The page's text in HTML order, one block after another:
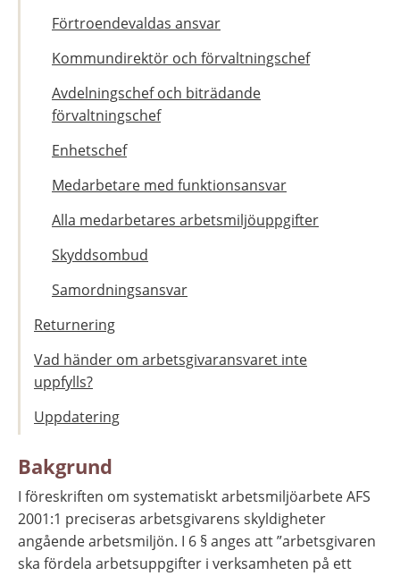
Förtroendevaldas ansvar
Kommundirektör och förvaltningschef
Avdelningschef och biträdande
förvaltningschef
Enhetschef
Medarbetare med funktionsansvar
Alla medarbetares arbetsmiljöuppgifter
Skyddsombud
Samordningsansvar
Returnering
Vad händer om arbetsgivaransvaret inte
uppfylls?
Uppdatering
Bakgrund
I föreskriften om systematiskt arbetsmiljöarbete AFS
2001:1 preciseras arbetsgivarens skyldigheter
angående arbetsmiljön. I 6 § anges att ”arbetsgivaren
ska fördela arbetsuppgifter i verksamheten på ett